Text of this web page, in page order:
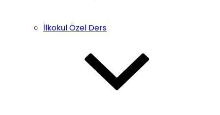
İlkokul Özel Ders